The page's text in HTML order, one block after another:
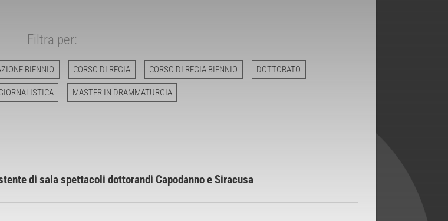
Filtra per:
BIENNIO CORSO DI REGIA CORSO DI REGIA BIENNIO DOTTORATO
MASTER IN DRAMMATURGIA
di sala spettacoli dottorandi Capodanno e Siracusa